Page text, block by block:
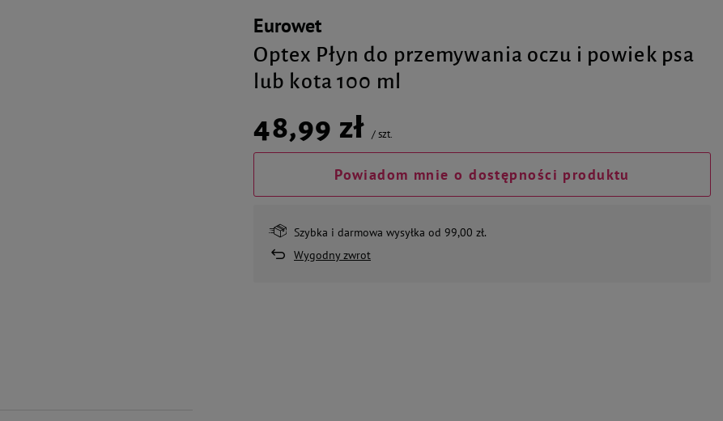
Eurowet
Optex Płyn do przemywania oczu i powiek psa
lub kota 100 ml
48,99 zł /szt.
Powiadom mnie o dostępności produktu
Szybka i darmowa wysyłka od 99,00 zł.
Wygodny zwrot